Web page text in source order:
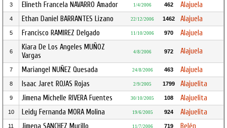
3 Elineth Francela NAVARRO Amador 1/4/2006 462 Alajuela
4 Ethan Daniel BARRANTES Lizano 22/12/2006 1462 Alajuela
5 Francisco RAMIREZ Delgado 11/10/2006 970 Alajuela
6
Kiara De Los Angeles MUÑOZ
Vargas
4/8/2006 972 Alajuela
7 Mariangel NUÑEZ Quesada 24/8/2006 463 Alajuela
8 Isaac Jaret ROJAS Rojas 2/9/2005 1799 Alajuelita
9 Jimena Michelle RIVERA Fuentes 30/10/2005 108 Alajuelita
10 Leidy Fernanda MORA Molina 19/6/2005 924 Alajuelita
11 Jimena SANCHEZ Murillo 11/7/2006 719 Belén